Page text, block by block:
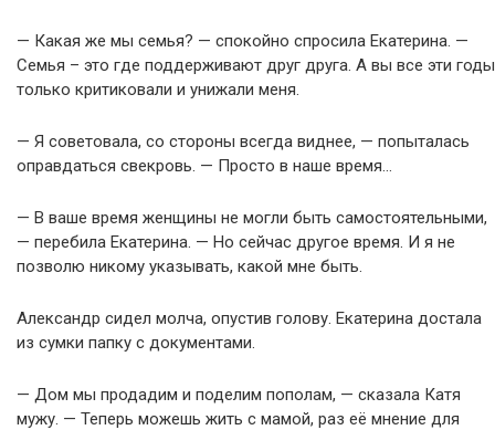
— Какая же мы семья? — спокойно спросила Екатерина. —
Семья – это где поддерживают друг друга. А вы все эти годы
только критиковали и унижали меня.
— Я советовала, со стороны всегда виднее, — попыталась
оправдаться свекровь. — Просто в наше время…
— В ваше время женщины не могли быть самостоятельными,
— перебила Екатерина. — Но сейчас другое время. И я не
позволю никому указывать, какой мне быть.
Александр сидел молча, опустив голову. Екатерина достала
из сумки папку с документами.
— Дом мы продадим и поделим пополам, — сказала Катя
мужу. — Теперь можешь жить с мамой, раз её мнение для